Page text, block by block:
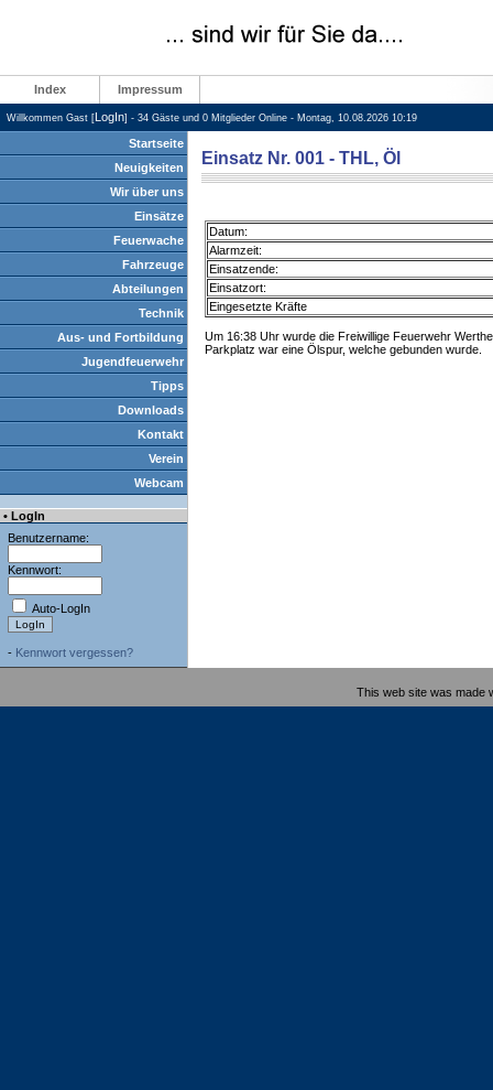
Index Impressum
Willkommen Gast [LogIn] - 34 Gäste und 0 Mitglieder Online - Montag, 10.08.2026 10:19
Startseite
Neuigkeiten
Wir über uns
Einsätze
Feuerwache
Fahrzeuge
Abteilungen
Technik
Aus- und Fortbildung
Jugendfeuerwehr
Tipps
Downloads
Kontakt
Verein
Webcam
• LogIn
Benutzername:
Kennwort:
Auto-LogIn
- Kennwort vergessen?
Einsatz Nr. 001 - THL, Öl
Datum:
Alarmzeit:
Einsatzende:
Einsatzort:
Eingesetzte Kräfte
Um 16:38 Uhr wurde die Freiwillige Feuerwehr
Parkplatz war eine Ölspur, welche gebunden wurde.
This web site was made